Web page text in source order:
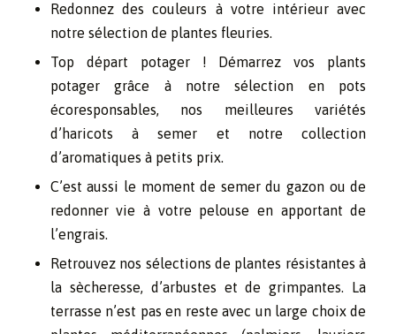
Redonnez des couleurs à votre intérieur avec
notre sélection de plantes fleuries.
Top départ potager ! Démarrez vos plants
potager grâce à notre sélection en pots
écoresponsables, nos meilleures variétés
d’haricots à semer et notre collection
d’aromatiques à petits prix.
C’est aussi le moment de semer du gazon ou de
redonner vie à votre pelouse en apportant de
l’engrais.
Retrouvez nos sélections de plantes résistantes à
la sècheresse, d’arbustes et de grimpantes. La
terrasse n’est pas en reste avec un large choix de